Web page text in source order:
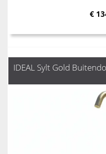
€
IDEAL Sylt Gold